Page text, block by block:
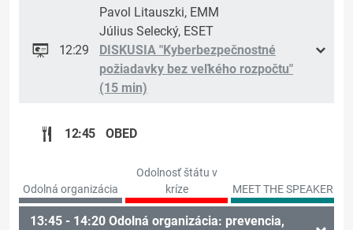
12:29
Pavol Litauszki, EMM
Július Selecký, ESET
DISKUSIA "Kyberbezpečnostné
požiadavky bez veľkého rozpočtu"
(15 min)
12:45 OBED
Odolná organizácia
Odolnosť štátu v
kríze
MEET THE SPEAKER
13:45 - 14:20 Odolná organizácia: prevencia,